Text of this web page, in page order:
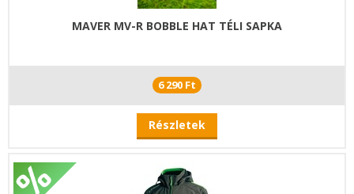
MAVER MV-R BOBBLE HAT TÉLI SAPKA
6 290 Ft
Részletek